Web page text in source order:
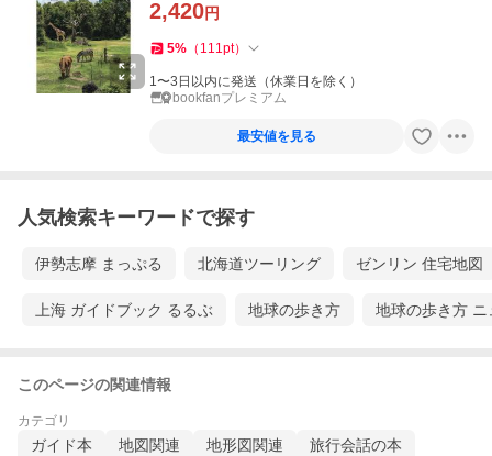
2,420円
5% （ 111pt）
1〜3日以内に発送（休業日を除く）
bookfanプレミアム
最安値を見る
人気検索キーワードで探す
伊勢志摩 まっぷる 北海道ツーリング ゼンリン 住宅地図
上海 ガイドブック るるぶ 地球の歩き方 地球の歩き方 ニ
このページの関連情報
カテゴリ
ガイド本 地図関連 地形図関連 旅行会話の本